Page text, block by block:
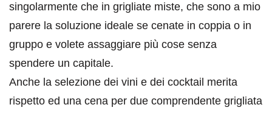
singolarmente che in grigliate miste, che sono a mio
parere la soluzione ideale se cenate in coppia o in
gruppo e volete assaggiare più cose senza
spendere un capitale.
Anche la selezione dei vini e dei cocktail merita
rispetto ed una cena per due comprendente grigliata